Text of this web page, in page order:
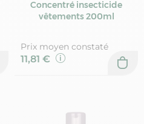
Concentré insecticide
vêtements 200ml
Prix moyen constaté
11,81 €